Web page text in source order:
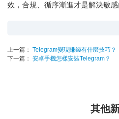
效，合規、循序漸進才是解決敏感
上一篇： Telegram變現賺錢有什麼技巧？
下一篇： 安卓手機怎樣安裝Telegram？
其他